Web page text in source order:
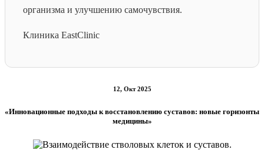
организма и улучшению самочувствия.
Клиника EastClinic
12, Окт 2025
«Инновационные подходы к восстановлению суставов: новые горизонты
медицины»